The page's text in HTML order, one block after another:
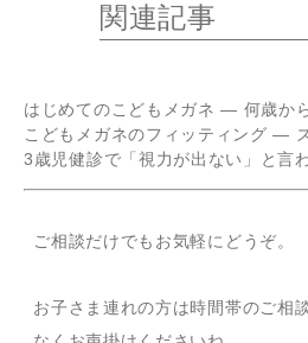
関連記事
はじめてのこどもメガネ — 何歳か
こどもメガネのフィッティング —
3歳児健診で「視力が出ない」と言
ご相談だけでもお気軽にどうぞ。
お子さま連れの方は時間帯のご相